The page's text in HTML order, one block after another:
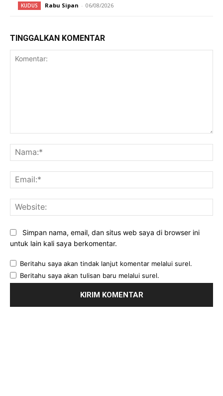
KUDUS Rabu Sipan - 06/08/2026
TINGGALKAN KOMENTAR
Simpan nama, email, dan situs web saya di browser ini
untuk lain kali saya berkomentar.
Beritahu saya akan tindak lanjut komentar melalui surel.
Beritahu saya akan tulisan baru melalui surel.